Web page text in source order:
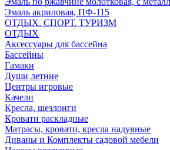
Эмаль акриловая, ПФ-115
ОТДЫХ. СПОРТ. ТУРИЗМ
ОТДЫХ
Аксессуары для бассейна
Бассейны
Гамаки
Души летние
Центры игровые
Качели
Кресла, шезлонги
Кровати раскладные
Матрасы, кровати, кресла надувные
Диваны и Комплекты садовой мебели